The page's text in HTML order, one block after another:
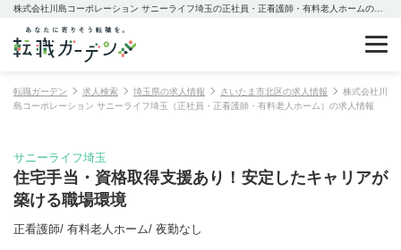
転職ガーデン 求人検索 埼玉県の求人情報 さいたま市北区の求人情報
株式会社川
島コーポレーション サニーライフ埼玉（正社員・正看護師・有料老人ホーム）の求人情報
サニーライフ埼玉
住宅手当・資格取得支援あり！安定したキャリアが
築ける職場環境
正看護師/ 有料老人ホーム/ 夜勤なし